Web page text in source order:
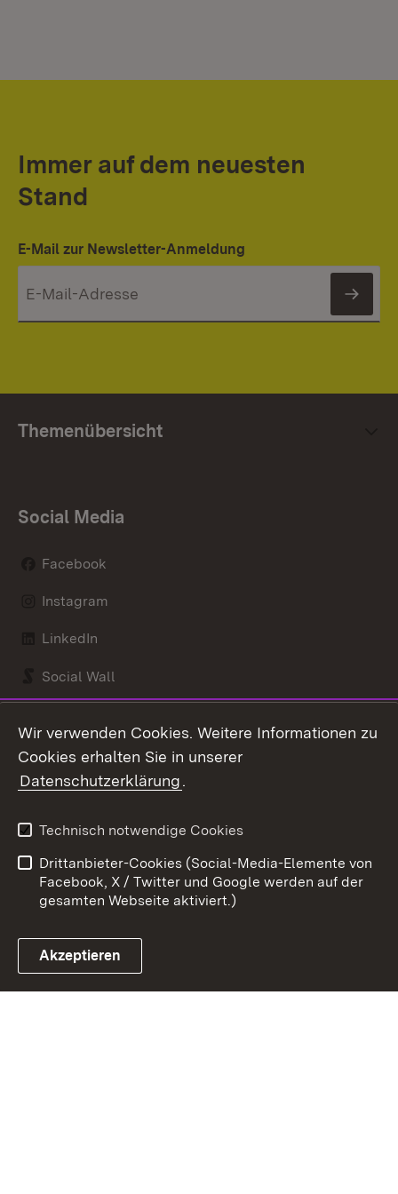
Immer auf dem neuesten
Stand
E-Mail zur Newsletter-Anmeldung
Themenübersicht
Social Media
Facebook
Instagram
LinkedIn
Social Wall
Link zum Landesportal
Kontakt
Barrierefreiheit
Impressum
Cookies
Wir verwenden Cookies. Weitere Informationen zu
Cookies erhalten Sie in unserer
Datenschutzerklärung.
Technisch notwendige Cookies
Drittanbieter-Cookies (Social-Media-Elemente von
Facebook, X / Twitter und Google werden auf der
gesamten Webseite aktiviert.)
Akzeptieren